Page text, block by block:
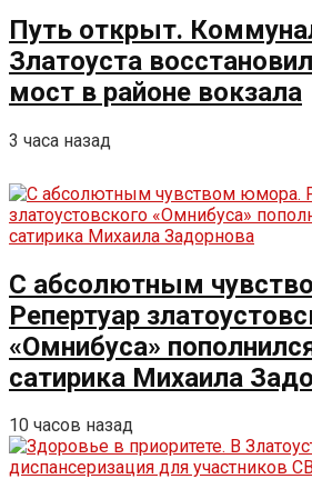
Путь открыт.
Златоуста
мост в районе вокзала
3 часа назад
С абсолютным
Репертуар
«Омнибуса»
сатирика Михаила
10 часов назад